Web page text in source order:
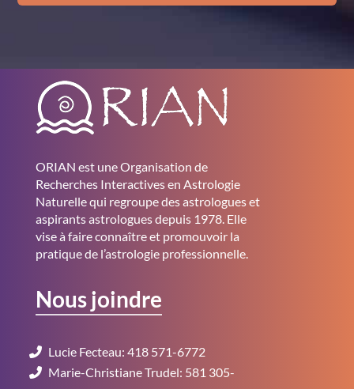
ORIAN est une Organisation de
Recherches Interactives en Astrologie
Naturelle qui regroupe des astrologues et
aspirants astrologues depuis 1978. Elle
vise à faire connaître et promouvoir la
pratique de l’astrologie professionnelle.
Nous joindre
Lucie Fecteau: 418 571-6772
Marie-Christiane Trudel: 581 305-